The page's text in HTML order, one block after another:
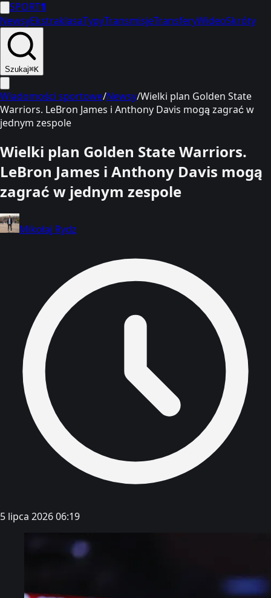
SPORT1
NewsyEkstraklasaTypyTransmisjeTransferyWideoSkróty
Szukaj⌘K
Wiadomości sportowe/Newsy/Wielki plan Golden State
Warriors. LeBron James i Anthony Davis mogą zagrać w
jednym zespole
Wielki plan Golden State Warriors.
LeBron James i Anthony Davis mogą
zagrać w jednym zespole
Mikołaj Rydz
5 lipca 2026 06:19